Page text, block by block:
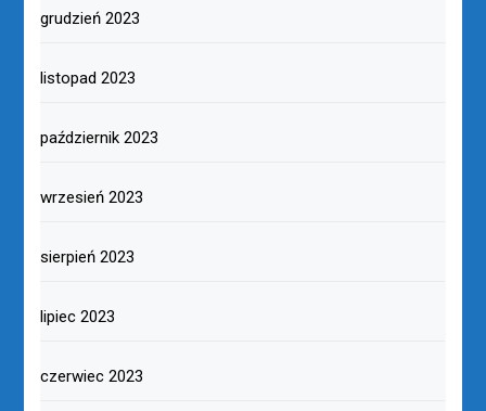
grudzień 2023
listopad 2023
październik 2023
wrzesień 2023
sierpień 2023
lipiec 2023
czerwiec 2023